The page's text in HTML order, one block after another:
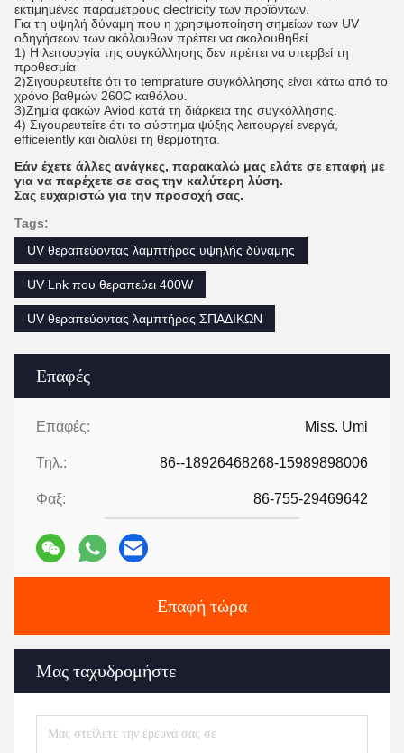
Επαφές
Επαφές: Miss. Umi
Τηλ.: 86--18926468268-15989898006
Φαξ: 86-755-29469642
Επαφή τώρα
Μας ταχυδρομήστε
εκτιμημένες παραμέτρους clectricity των προϊόντων.
Για τη υψηλή δύναμη που η χρησιμοποίηση σημείων των UV
οδηγήσεων των ακόλουθων πρέπει να ακολουθηθεί
1) Η λειτουργία της συγκόλλησης δεν πρέπει να υπερβεί τη
προθεσμία
2)Σιγουρευτείτε ότι το temprature συγκόλλησης είναι κάτω από το
χρόνο βαθμών 260C καθόλου.
3)Ζημία φακών Aviod κατά τη διάρκεια της συγκόλλησης.
4) Σιγουρευτείτε ότι το σύστημα ψύξης λειτουργεί ενεργά,
efficeiently και διαλύει τη θερμότητα.
Εάν έχετε άλλες ανάγκες, παρακαλώ μας ελάτε σε επαφή με
για να παρέχετε σε σας την καλύτερη λύση.
Σας ευχαριστώ για την προσοχή σας.
Tags:
UV θεραπεύοντας λαμπτήρας υψηλής δύναμης
UV Lnk που θεραπεύει 400W
UV θεραπεύοντας λαμπτήρας ΣΠΑΔΙΚΩΝ